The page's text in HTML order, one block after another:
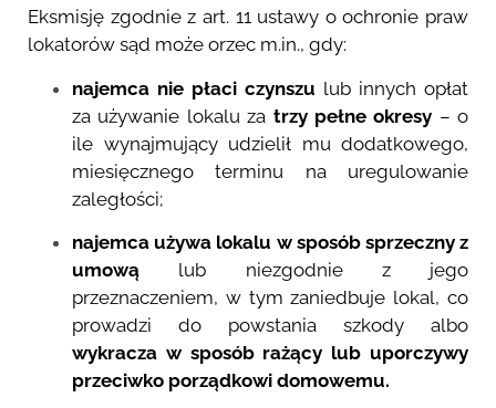
Eksmisję zgodnie z art. 11 ustawy o ochronie praw
lokatorów sąd może orzec m.in., gdy:
najemca nie płaci czynszu lub innych opłat
za używanie lokalu za trzy pełne okresy – o
ile wynajmujący udzielił mu dodatkowego,
miesięcznego terminu na uregulowanie
zaległości;
najemca używa lokalu w sposób sprzeczny z
umową lub niezgodnie z jego
przeznaczeniem, w tym zaniedbuje lokal, co
prowadzi do powstania szkody albo
wykracza w sposób rażący lub uporczywy
przeciwko porządkowi domowemu.